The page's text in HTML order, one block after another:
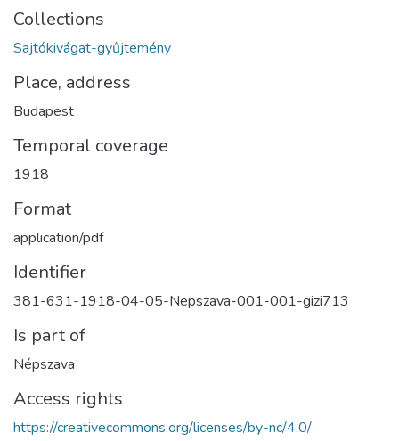
Collections
Sajtókivágat-gyűjtemény
Place, address
Budapest
Temporal coverage
1918
Format
application/pdf
Identifier
381-631-1918-04-05-Nepszava-001-001-gizi713
Is part of
Népszava
Access rights
https://creativecommons.org/licenses/by-nc/4.0/